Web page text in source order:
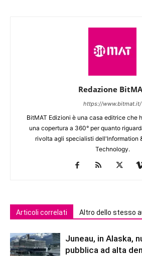
Redazione
https://www.bitmat.it/
BitMAT Edizioni è una casa editrice che
una copertura a 360° per quanto
rivolta agli specialisti dell'lnformation
Technology.
Articoli correlati Altro dello stesso
Juneau, in Alaska,
pubblica ad alta